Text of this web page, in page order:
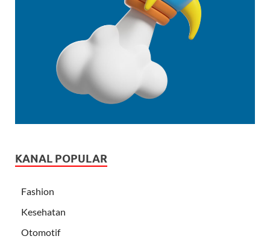
KANAL POPULAR
Fashion
Kesehatan
Otomotif